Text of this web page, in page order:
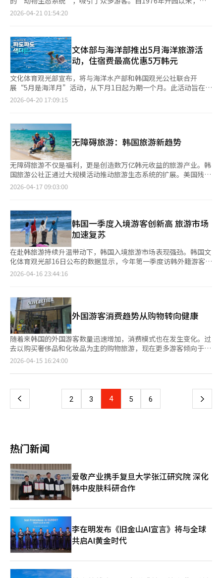
欢迎周还将与大型K-POP活动产生协同效应。BTS的世界巡演“阿
里郎”将于6月1日至15日在釜山举行，届时将在釜山站增设欢迎
全南丽水市合作，开展包括餐饮、住宿、交通业从业者和市民参与
的欢迎活动，致力于打造“想再次访问的韩国”。访韩委员会相关
人士表示：“希望欢迎周能为外国游客留下积极的韩国旅行第一印
象。我们将与公共和地方政府紧密合作，建立游客满意度转化为再
次访问的良性循环结构。”
境旅游路线开发、区域联动产品和航空需求创造方案，并计划在年
内具体化可执行的合作模式。特别是利用航空公司的海外网络吸引
核心任务。政府计划通过这些措施，将机场从简单的出入境门户转
变为“旅游消费的起点”。政策将分阶段推进。继大邱之后，5月
将在金海、6月在清州继续举办论坛，下半年将成立“旅游-航空政
策协商会”，建立常态化合作体系，以持续管理和发掘新任务。政
府认为，激活地方机场将成为改变地方旅游结构的实际契机。若机
场可达性改善且地方内容竞争力增强，外国游客的移动路线将多样
化，停留时间和消费规模有望扩大。文化体育观光部次官金大贤表
示：“地方机场是吸引外国游客进入地方的最佳通道”，并称“通
和更多消费的结构。”国土交通部也在通过扩展航空网络创造需
求。航空政策官金英惠表示：“将积极利用国籍航空公司的海外销
售网络吸引外国游客，并改善外航在地方机场的航线条件”，并计
划同时加强交通便利等基础设施。长期以来，外国游客集中于首尔
的结构一直被视为韩国旅游的顽疾。此次政策能否成为以机场为中
心重组地方旅游路线的契机，备受关注。※ 本报道经人工智能
（AI）系统翻译与编辑。
计接待游客9000万人次的标志性景点“野生动物园”经过一年的
趣。爱宝乐园的革新带来了春季的热潮。根据爱宝乐园的数据，自
上月20日郁金香节开幕以来，不到一个月的时间里，游客数量已突
破50万，同比增长超过20%。以野生动物园为首，熊猫世界迎来
开园10周年，以及主题商品店等多样化内容的有机结合，推动了这
一增长。◆生态型放养场的“野生动物园”野生动物园与以草食动
物为主的失落谷一起，是爱宝乐园的两大核心观光路线。经过一年
的准备，爱宝乐园进行了此次翻新。游客可以在动物生态环境中观
察狮子、老虎、棕熊等8种猛兽。此次翻新重点改善了动物福利环
宝乐园动物园长郑东熙表示：“我们扩大了老虎放养场的瀑布和池
塘，并为狮子安装了刺激本能的大岩石。熊放养场则鼓励它们挖沙
或玩耍，模仿野生动物的觅食行为。”此外，基于猛兽实际栖息地
的故事化设计也引人注目。在“萨瓦纳草原”区域，游客可以观察
到狮子的群体生活，而在“捕食者森林”中，游客可以看到老虎的
隐蔽、移动和探索等本能行为。野生动物园的体验方式和基础设施
也全面升级。引入了环保电动巴士，减少了噪音和震动，使游客能
够在更安静的环境中专注于动物的动作。当一只巨大的棕熊好奇地
令人难以分辨是嬉戏还是打斗，展现了原始的野性。◆空间分离后
的“熊猫之旅”在体验了野生的动感后，游客可以前往熊猫世界，
感受熊猫带来的心理安慰。今年是熊猫世界开园10周年，即使在平
日，游客也络绎不绝地排队等待见到“宝家族”。在安静的环境
中，游客可以看到妈妈爱宝和爸爸乐宝悠闲地享受竹子，或在阳光
下惬意地小憩。此外，受欢迎的小熊猫乐西和乐雅的活泼表现也是
观赏亮点。爱宝乐园的工作人员建议：“如果与乐西对视，赶紧许
个愿。”参观完熊猫世界后，游客可以继续前往双胞胎熊猫乐意宝
保游客在熊猫世界和二号馆都能看到不同的熊猫，提升了观赏体
验。通常，熊猫在1年6个月至2岁时与母亲分开，独立生活。2023
年7月出生的双胞胎也在去年9月中旬搬到了二号馆。经过半年的适
应，乐意宝和慧意宝在新环境中展现了活力。“福宝”的爷爷宋宝
宋永官表示：“4月中旬开始，国内的竹笋开始上市，这是熊猫们
最开心的时刻。最近我们为双胞胎熊猫制作了木制玩具摩托车，它
们在独立空间中适应得很好，玩得很开心。”◆主题体验空间
色的画廊氛围吸引游客拍照留念。随着野生动物园的翻新，野生动
物园礼品店也开业，店内布置了岩壁和猛兽玩偶，增添了生动感。
特别是购买韩国虎“达温”、狮子“多巴”等4种猛兽玩偶时，店
园独特的角色和季节感商品，提供差异化的客户体验。”※ 本报
道经人工智能（AI）系统翻译与编辑。
2026-04-21 01:54:20
文体部与海洋部推出5月海洋旅游活
动，住宿费最高优惠5万韩元
文化体育观光部宣布，将与海洋水产部和韩国观光公社联合开
展“5月是海洋月”活动，从下月1日起为期一个月。此活动旨在促
进沿海地区旅游，提供最高5万韩元的住宿折扣，并加强地区特色
项目包括“厨师的海洋餐桌”美食之旅，分别由郑浩英厨师（5月
9-10日）和金成云厨师（5月30-31日）负责。参与者可体验当地
海鲜市场游览、时令海鲜晚宴和当地早餐美食。报名通过官方网站
进行，每次活动限25人。此外，全国沿海地区将推出32个特色项
目，如泰安的宠物项目、群山的岛屿徒步旅行和蔚珍的海边音乐会
等。活动还包括社交媒体分享和安全旅行问答等公众参与活动。为
减轻游客的费用负担，自15日起，沿海地区住宿可享最高3万韩元
折扣，连续住宿两晚以上可享最高5万韩元优惠。海洋休闲体验和
样化的项目，将海洋从夏季海滩的印象转变为全年可访问的地方，
让公众更深入地感受韩国海洋的魅力。※ 本报道经人工智能（AI）
系统翻译与编辑。
2026-04-20 17:09:15
无障碍旅游：韩国旅游新趋势
无障碍旅游不仅是福利，更是创造数万亿韩元收益的旅游产业。韩
国旅游公社正通过大规模活动推动旅游生态系统的扩展。美国残疾
游客每年消费达294亿美元，英国市场价值约146亿英镑。韩国文
字化提升自2015年以来，韩国旅游公社一直在建设‘开放旅游
地’，以便旅游弱势群体无障碍使用。游客满意度从37.0分提高到
64.3分，增长73.8%。旅游公社还加强了信息获取，‘全民旅
游’平台访问量增长177.7%，达到161万人。‘全民酒店’提供
详细的设施信息，减少了轮椅使用者的信息不确定性。◆开放旅游
周：7个主题定制旅游支持‘2026全民春季开放旅游’活动于4月
14日至30日举行，提供特别优惠。‘分享旅行’为210名旅游弱势
群体提供7次旅行机会。媒体合作推广无障碍旅游价值。JTBC音乐
日，‘开放旅游周’开幕式在首尔中区举行。旅游公社社长朴成赫
表示：“无障碍旅游是为所有人创造的旅游环境。”旅游政策室长
姜正元强调：“要改变旅游环境以促进包容性增长。”开幕式后，
分享旅行团前往春川。参与者金在宇表示：“分享旅行让我更有旅
行的热情。”参与者徐韩娜表示：“与发育障碍者同行让我感到舒
适，希望未来有更多这样的机会。”‘Hiker Ground’展览通过
多感官体验推广无障碍旅游。观众李贤钟表示：“通过体验了解无
障碍旅游的意义。”◆从点到面：提升无障碍生态系统经济价值旅
游公社计划将‘开放旅游地’扩展为‘无障碍旅游城市’，整合交
作，提供轮椅用户的最佳路线导航。旅游公社开放旅游内容团队长
文智英表示：“无障碍旅游是让所有人享受旅行的价值。”她补充
道：“我们将通过多方合作，推动无障碍旅游生态系统的可持续发
2026-04-17 09:03:00
韩国一季度入境游客创新高 旅游市场
加速复苏
在赴韩旅游持续升温带动下，韩国入境旅游市场表现强劲。韩国文
化体育观光部16日公布的数据显示，今年第一季度访韩外籍游客达
475.95万人次，同比增长23%，创下历年同期新高。其中，3月单
增长29%；日本游客94.09万人次，同比增长20.2%；中国台湾游
客为54.45万人次，同比增长37.7%，增幅居主要市场首位。同
时，美洲及欧洲等远程市场游客也稳步回升，一季度合计69.41万
人次，同比增长17.1%。 入境通道更加多元，地方机场分流效应明
显。一季度经地方机场入境的外籍游客同比增长49.7%，带动整体
区域旅游活跃度提升，外籍游客地方访问率升至34.5%。与此同
时，旅游消费与体验同步改善，外籍游客刷卡支出同比增长23%，
整体满意度提升至90.8分。 邮轮旅游同样呈现复苏态势。一季度韩
国主要港口邮轮停靠达338航次，同比增长52.9%，其中釜山和仁
签证及通关政策，包括扩大多次签证适用范围、增加自动通关国家
等。同时，通过建立旅游交通政企协作机制，进一步提升入境接待
2026-04-16 23:44:16
外国游客消费趋势从购物转向健康
随着来韩国的外国游客数量迅速增加，消费模式也在发生变化。过
去以购买奢侈品和化妆品为主的购物旅游，现在更多游客倾向于购
买健康功能食品和体验健康项目。 根据文化体育观光部的数据，
的目标是吸引2300万人。 游客的消费方式也在改变。韩国旅游发
但人均总消费额增加了83%，支付次数增加了124%。这表明游客
更倾向于多次小额消费。 消费品类的变化更为明显。化妆品消费
国游客。这家店由CJ Olive Young推出，专注于健康产品和休闲空
间。货架上摆满了蛋白质产品、益生菌和维生素等日常健康管理商
品。 游客了解韩国的方式也在变化。过去，韩剧和K-pop是主要
吸引力，而现在越来越多的游客通过Instagram和YouTube等社交
媒体了解产品和场所后再来访。许多外国游客表示，他们是通过在
线内容了解到这些地方的。 具体的热门商品也在变化。结合橄榄
油和柠檬汁的“柠檬饮”健康食品备受关注，果冻形态的维生素和
胶原蛋白产品也很受欢迎。明洞地区的药店表示，红参和人参产品
的销售比例增加。 游客的国籍构成也在变化。从以中国为主转向
菲律宾、越南、印尼等东南亚国家的游客比例增加。消费品类也根
据各国需求进行细分。 业内人士认为这不是暂时的流行，而是结
构性变化。外国游客的消费从“买什么”转向“体验什么”，再
到“如何保持健康”。这意味着韩国旅游业正在从购物为中心的模
与编辑。
2026-04-15 16:24:00
上
页
2 3 4 5 6 下
热门新闻
爱敬产业携手复旦大学张江研究院 深化
韩中皮肤科研合作
李在明发布《旧金山AI宣言》将与全球
共启AI黄金时代